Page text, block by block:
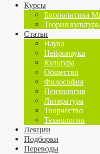
Курсы
Биополитика
Теория
Статьи
Наука
Нейронаука
Культура
Общество
Философия
Психология
Литература
Творчество
Технологии
Лекции
Подборки
Переводы